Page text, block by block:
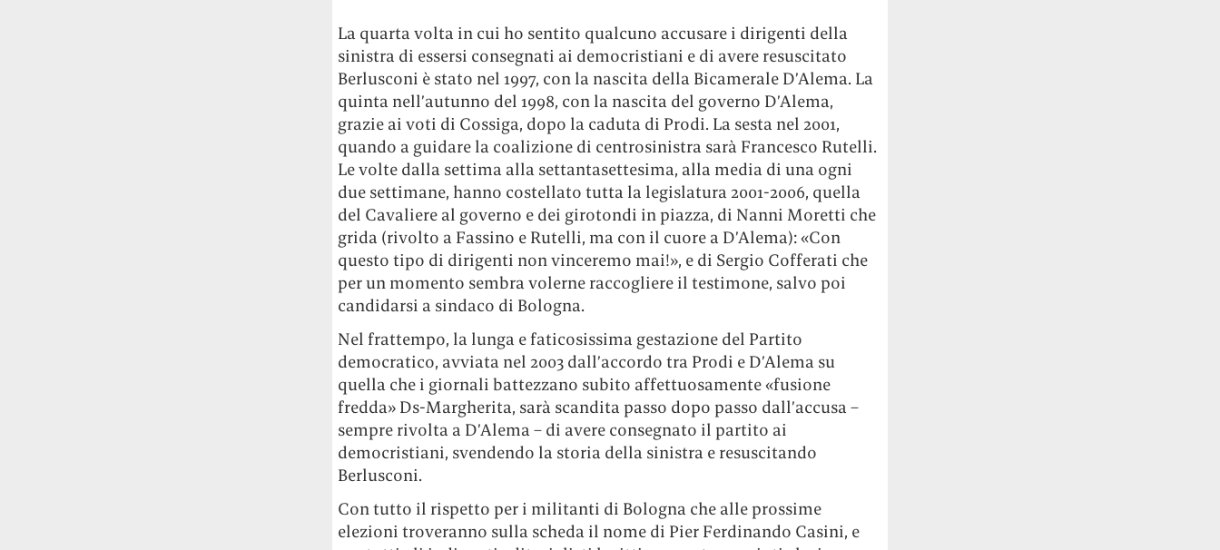
La quarta volta in cui ho sentito qualcuno accusare i dirigenti della
sinistra di essersi consegnati ai democristiani e di avere resuscitato
Berlusconi è stato nel 1997, con la nascita della Bicamerale D’Alema. La
quinta nell’autunno del 1998, con la nascita del governo D’Alema,
grazie ai voti di Cossiga, dopo la caduta di Prodi. La sesta nel 2001,
quando a guidare la coalizione di centrosinistra sarà Francesco Rutelli.
Le volte dalla settima alla settantasettesima, alla media di una ogni
due settimane, hanno costellato tutta la legislatura 2001-2006, quella
del Cavaliere al governo e dei girotondi in piazza, di Nanni Moretti che
grida (rivolto a Fassino e Rutelli, ma con il cuore a D’Alema): «Con
questo tipo di dirigenti non vinceremo mai!», e di Sergio Cofferati che
per un momento sembra volerne raccogliere il testimone, salvo poi
candidarsi a sindaco di Bologna.
Nel frattempo, la lunga e faticosissima gestazione del Partito
democratico, avviata nel 2003 dall’accordo tra Prodi e D’Alema su
quella che i giornali battezzano subito affettuosamente «fusione
fredda» Ds-Margherita, sarà scandita passo dopo passo dall’accusa –
sempre rivolta a D’Alema – di avere consegnato il partito ai
democristiani, svendendo la storia della sinistra e resuscitando
Berlusconi.
Con tutto il rispetto per i militanti di Bologna che alle prossime
elezioni troveranno sulla scheda il nome di Pier Ferdinando Casini, e